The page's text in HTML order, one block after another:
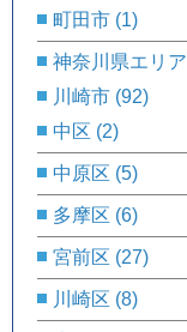
町田市 (1)
神奈川県エリア
川崎市 (92)
中区 (2)
中原区 (5)
多摩区 (6)
宮前区 (27)
川崎区 (8)